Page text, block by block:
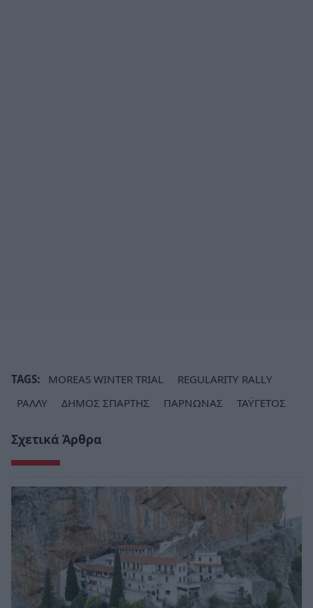
TAGS: MOREAS WIΝTER TRIAL
REGULARITY RALLY
ΡΑΛΛΥ
ΔΗΜΟΣ ΣΠΑΡΤΗΣ ΠΑΡΝΩΝΑΣ ΤΑΫΓΕΤΟΣ
Σχετικά Άρθρα